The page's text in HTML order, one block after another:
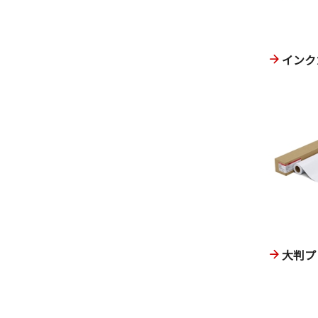
イン
大判